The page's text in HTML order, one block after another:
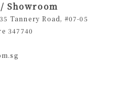
Showroom
Tannery Road, #07-05
347740